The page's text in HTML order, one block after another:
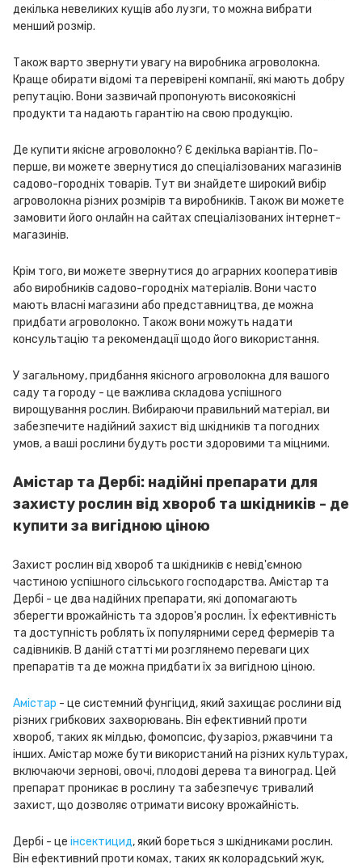
декілька невеликих кущів або лузги, то можна вибрати
менший розмір.
Також варто звернути увагу на виробника агроволокна.
Краще обирати відомі та перевірені компанії, які мають добру
репутацію. Вони зазвичай пропонують високоякісні
продукти та надають гарантію на свою продукцію.
Де купити якісне агроволокно? Є декілька варіантів. По-
перше, ви можете звернутися до спеціалізованих магазинів
садово-городніх товарів. Тут ви знайдете широкий вибір
агроволокна різних розмірів та виробників. Також ви можете
замовити його онлайн на сайтах спеціалізованих інтернет-
магазинів.
Крім того, ви можете звернутися до аграрних кооперативів
або виробників садово-городніх матеріалів. Вони часто
мають власні магазини або представництва, де можна
придбати агроволокно. Також вони можуть надати
консультацію та рекомендації щодо його використання.
У загальному, придбання якісного агроволокна для вашого
саду та городу - це важлива складова успішного
вирощування рослин. Вибираючи правильний матеріал, ви
забезпечите надійний захист від шкідників та погодних
умов, а ваші рослини будуть рости здоровими та міцними.
Амістар та Дербі: надійні препарати для
захисту рослин від хвороб та шкідників - де
купити за вигідною ціною
Захист рослин від хвороб та шкідників є невід'ємною
частиною успішного сільського господарства. Амістар та
Дербі - це два надійних препарати, які допомагають
зберегти врожайність та здоров'я рослин. Їх ефективність
та доступність роблять їх популярними серед фермерів та
садівників. В даній статті ми розглянемо переваги цих
препаратів та де можна придбати їх за вигідною ціною.
Амістар - це системний фунгіцид, який захищає рослини від
різних грибкових захворювань. Він ефективний проти
хвороб, таких як мілдью, фомопсис, фузаріоз, ржавчини та
інших. Амістар може бути використаний на різних культурах,
включаючи зернові, овочі, плодові дерева та виноград. Цей
препарат проникає в рослину та забезпечує тривалий
захист, що дозволяє отримати високу врожайність.
Дербі - це інсектицид, який бореться з шкідниками рослин.
Він ефективний проти комах, таких як колорадський жук,